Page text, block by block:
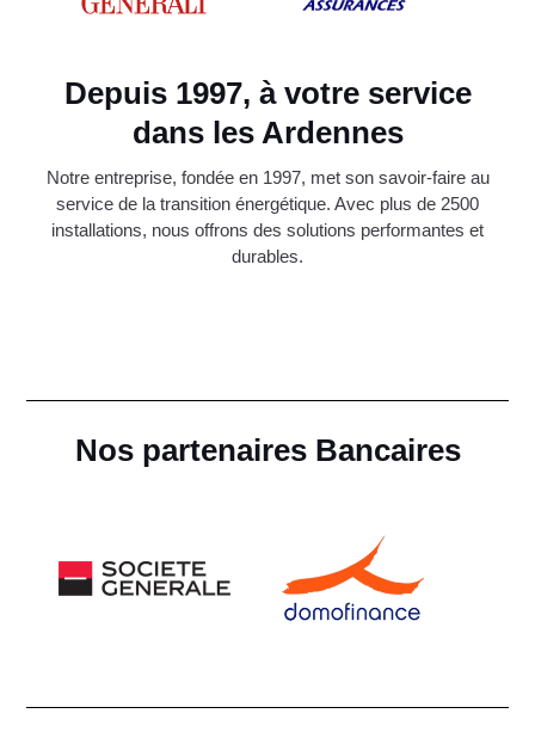
Depuis 1997, à votre service
dans les Ardennes
Notre entreprise, fondée en 1997, met son savoir-faire au
service de la transition énergétique. Avec plus de 2500
installations, nous offrons des solutions performantes et
durables.
Nos partenaires Bancaires